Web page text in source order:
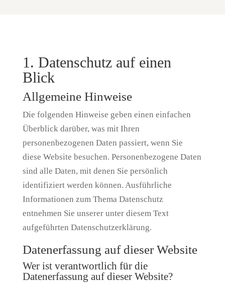
1. Datenschutz auf einen
Blick
Allgemeine Hinweise
Die folgenden Hinweise geben einen einfachen
Überblick darüber, was mit Ihren
personenbezogenen Daten passiert, wenn Sie
diese Website besuchen. Personenbezogene Daten
sind alle Daten, mit denen Sie persönlich
identifiziert werden können. Ausführliche
Informationen zum Thema Datenschutz
entnehmen Sie unserer unter diesem Text
aufgeführten Datenschutzerklärung.
Datenerfassung auf dieser Website
Wer ist verantwortlich für die
Datenerfassung auf dieser Website?